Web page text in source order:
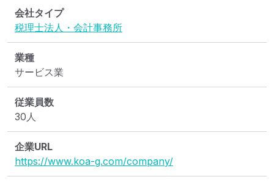
会社タイプ
税理士法人・会計事務所
業種
サービス業
従業員数
30人
企業URL
https://www.koa-g.com/company/